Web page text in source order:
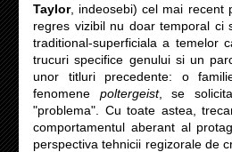
Taylor, indeosebi) cel mai recent
regres vizibil nu doar temporal ci
traditional-superficiala a temelor
trucuri specifice genului si un
unor titluri precedente: o
fenomene poltergeist, se
"problema". Cu toate astea,
comportamentul aberant al
perspectiva tehnicii regizorale de